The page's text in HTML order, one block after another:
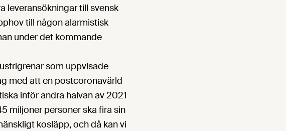
leveransökningar till svensk
till någon alarmistisk
under det kommande
som uppvisade
med att en postcoronavärld
inför andra halvan av 2021
miljoner personer ska fira sin
kosläpp, och då kan vi